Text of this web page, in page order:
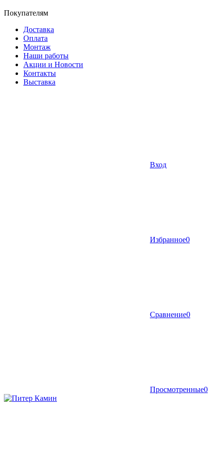
Покупателям
Доставка
Оплата
Монтаж
Наши работы
Акции и Новости
Контакты
Выставка
Вход
Избранное0
Сравнение0
Просмотренные0